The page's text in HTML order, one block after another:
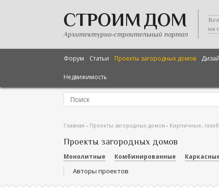
СТРОИМ ДОМ
Архитектурно-строительный портал
на
Форум Статьи Проекты загородных домов
Недвижимость
Главная - Проекты загородных домов - Кирпичные,
Проекты загородных домов
Монолитные Комбинированные
Авторы проектов